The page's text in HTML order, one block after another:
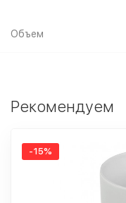
Объем
Рекомендуем
-15%